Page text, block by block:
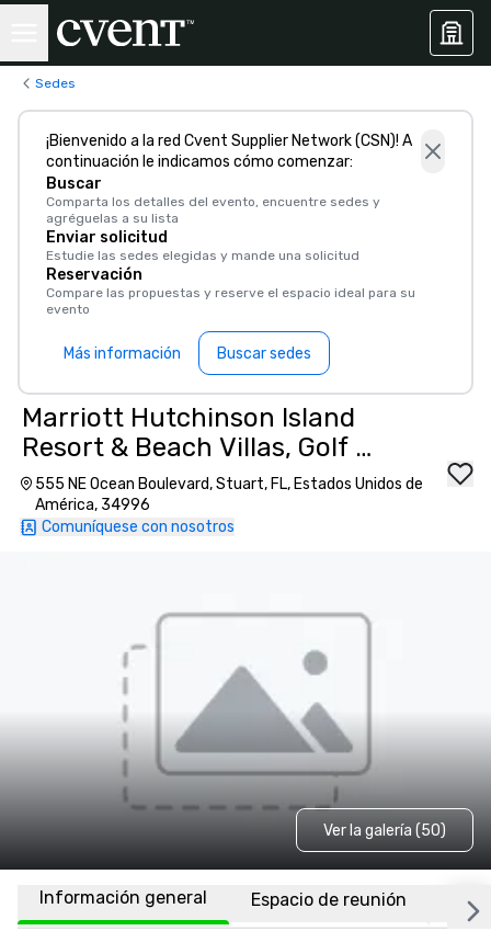
Sedes
¡Bienvenido a la red Cvent Supplier Network (CSN)! A
continuación le indicamos cómo comenzar:
Buscar
Comparta los detalles del evento, encuentre sedes y
agréguelas a su lista
Enviar solicitud
Estudie las sedes elegidas y mande una solicitud
Reservación
Compare las propuestas y reserve el espacio ideal para su
evento
Más información Buscar sedes
Marriott Hutchinson Island
Resort & Beach Villas, Golf &
Marina
555 NE Ocean Boulevard, Stuart, FL, Estados Unidos de
América, 34996
Comuníquese con nosotros
Ver la galería (50)
Información general Espacio de reunión